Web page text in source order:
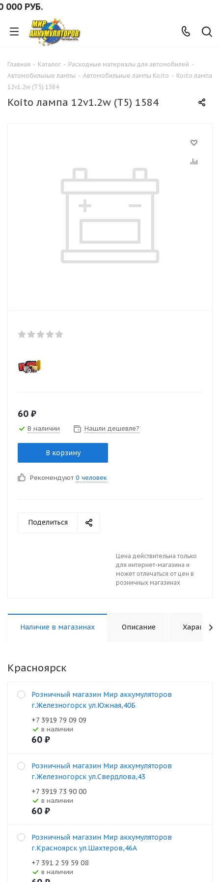
РУБ.
Главная - Каталог - Расходные материалы для автомобилей -
Автомобильные лампы - Автомобильные лампы Koito - Koito лампа
12v1.2w (T5) 1584
Koito лампа 12v1.2w (T5) 1584
60 ₽
В наличии Нашли дешевле?
В корзину
Рекомендуют 0 человек
Поделиться
Цена действительна только
для интернет-магазина и
может отличаться от цен в
розничных магазинах
Наличие в магазинах Описание
Красноярск
Розничный магазин Мир аккумуляторов
г.Железногорск ул.Южная,40Б
+7 3919 79 09 09
В наличии
60 ₽
Розничный магазин Мир аккумуляторов
г.Железногорск ул.Свердлова,43
+7 3919 73 90 00
В наличии
60 ₽
Розничный магазин Мир аккумуляторов
г.Красноярск ул.Шахтеров,46А
+7 391 2 59 59 08
В наличии